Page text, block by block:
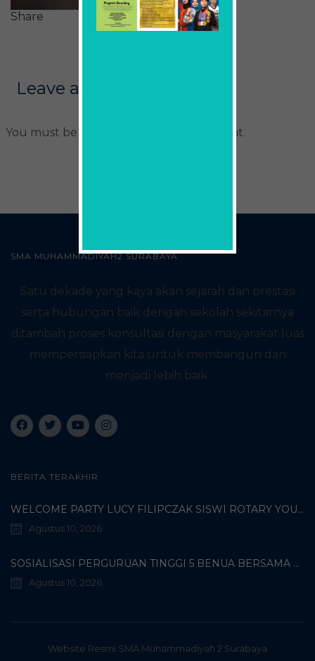
Share
Leave a comment
You must be to post a comment.
SMA MUHAMMADIYAH2 SURABAYA
Satu dekade yang kaya akan sejarah dan prestasi
serta hubungan baik dengan sekolah sekitarnya
ditambah proses konsultasi dengan masyarakat luas
mempersiapkan kita untuk membangun dan
menjadi lebih baik.
BERITA TERAKHIR
WELCOME PARTY LUCY FILIPCZAK SISWI ROTARY YOUTH EXCHANGE DARI USA DI SMA MUHAMMADIYAH 2 SURABAYA KAMIS (06/08/2026) – DOKUMENTASI ARI HARDIANTO
Agustus 10, 2026
SOSIALISASI PERGURUAN TINGGI 5 BENUA BERSAMA DI SMA MUHAMMADIYAH 2 SURABAYA, SELASA (04/08/2026) – DOKUMENTASI ARI HARDIANTO
Agustus 10, 2026
Website Resmi SMA Muhammadiyah 2 Surabaya